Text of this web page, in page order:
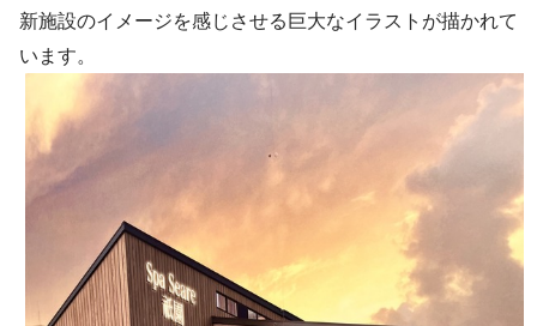
新施設のイメージを感じさせる巨大なイラストが描かれて
います。